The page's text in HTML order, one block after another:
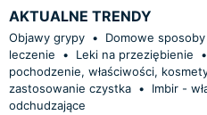
AKTUALNE TRENDY
Objawy grypy • Domowe
leczenie
• Leki na przeziębienie •
pochodzenie, właściwości,
zastosowanie czystka •
Imbir -
odchudzające